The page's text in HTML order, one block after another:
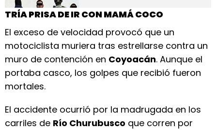
TRÍA PRISA DE IR CON MAMÁ COCO
El exceso de velocidad provocó que un
motociclista muriera tras estrellarse contra un
muro de contención en Coyoacán. Aunque el
portaba casco, los golpes que recibió fueron
mortales.
El accidente ocurrió por la madrugada en los
carriles de Río Churubusco que corren por